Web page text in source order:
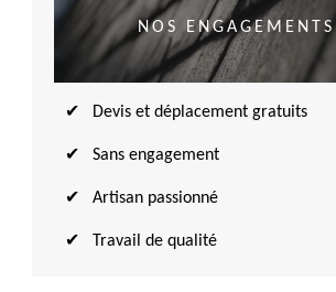
NOS ENGAGEMENTS
Devis et déplacement gratuits
Sans engagement
Artisan passionné
Travail de qualité